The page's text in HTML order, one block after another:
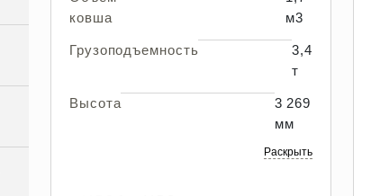
ковша
м3
Грузоподъемность
3,4
т
Высота
3 269
мм
Раскрыть